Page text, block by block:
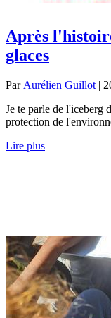
Après
glaces
Par Aurélien Guillot |
Je te parle de
protection de
Lire plus